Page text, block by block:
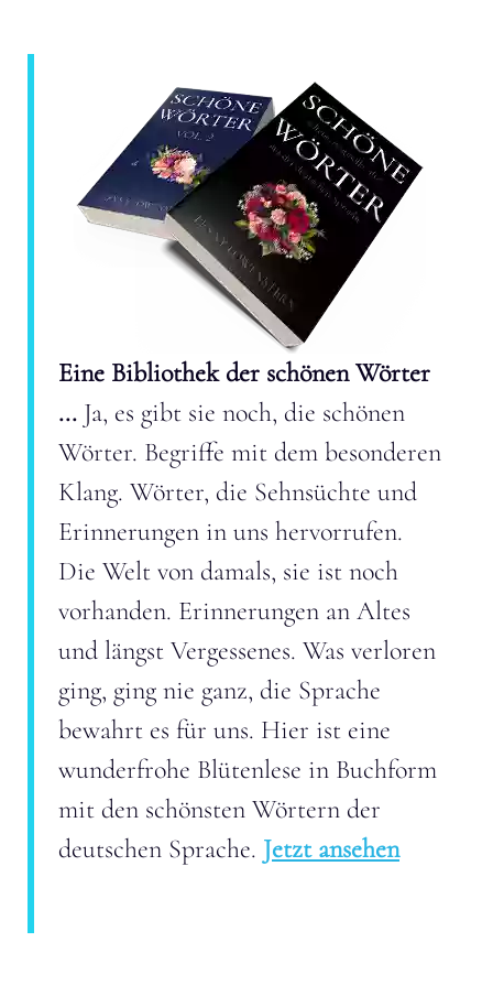
Eine Bibliothek der schönen Wörter
... Ja, es gibt sie noch, die schönen
Wörter. Begriffe mit dem besonderen
Klang. Wörter, die Sehnsüchte und
Erinnerungen in uns hervorrufen.
Die Welt von damals, sie ist noch
vorhanden. Erinnerungen an Altes
und längst Vergessenes. Was verloren
ging, ging nie ganz, die Sprache
bewahrt es für uns. Hier ist eine
wunderfrohe Blütenlese in Buchform
mit den schönsten Wörtern der
deutschen Sprache. Jetzt ansehen